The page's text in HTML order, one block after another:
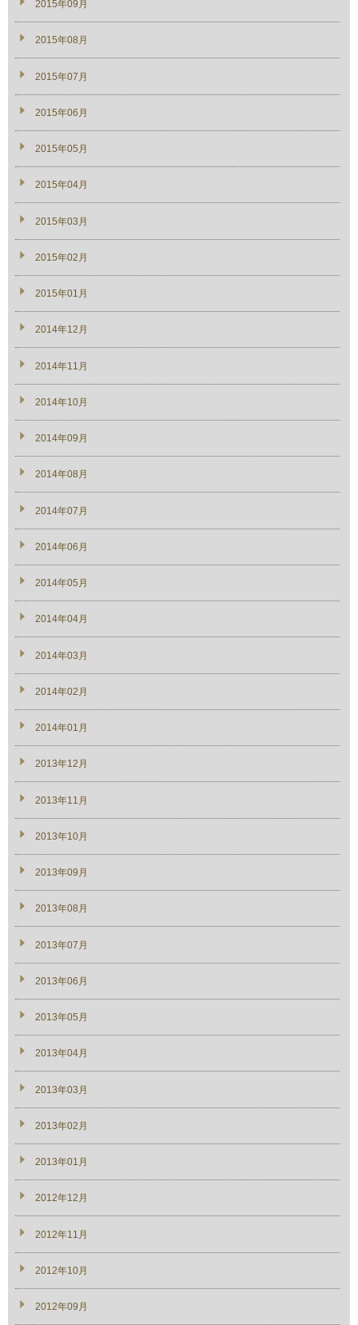
2015年09月
2015年08月
2015年07月
2015年06月
2015年05月
2015年04月
2015年03月
2015年02月
2015年01月
2014年12月
2014年11月
2014年10月
2014年09月
2014年08月
2014年07月
2014年06月
2014年05月
2014年04月
2014年03月
2014年02月
2014年01月
2013年12月
2013年11月
2013年10月
2013年09月
2013年08月
2013年07月
2013年06月
2013年05月
2013年04月
2013年03月
2013年02月
2013年01月
2012年12月
2012年11月
2012年10月
2012年09月